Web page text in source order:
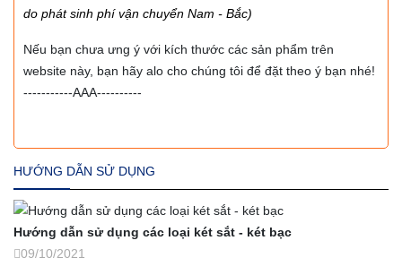
do phát sinh phí vận chuyển Nam - Bắc)
Nếu bạn chưa ưng ý với kích thước các sản phẩm trên
website này, bạn hãy alo cho chúng tôi để đặt theo ý bạn nhé!
-----------AAA----------
HƯỚNG DẪN SỬ DỤNG
Hướng dẫn sử dụng các loại két sắt - két bạc
09/10/2021